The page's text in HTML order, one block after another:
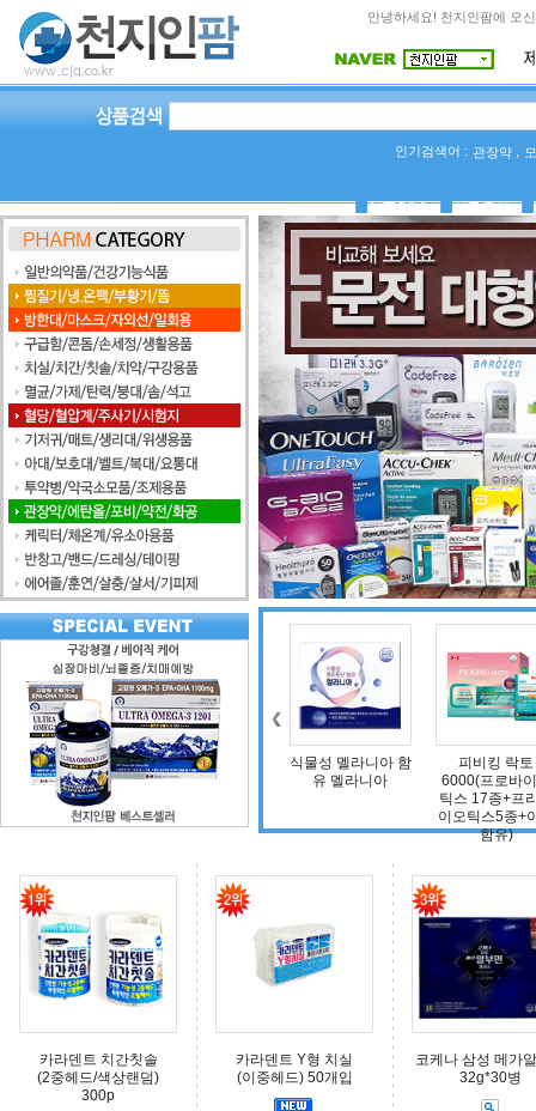
안녕하세요! 천지인팜에 오
인기검색어 : 관장약
상품Q&A 사용후기
조인트 보스 엠에스
엠(보스웰리아, 비
타민D, 초록입홍합,
상어연골, 콜라겐)
식물성 멜라니아 함
유 멜라니아
피비킹 락토
6000(프로바이오
틱스 17종+프리바
이오틱스5종+아연
함유)
카라덴트 치간칫솔
(2중헤드/색상랜덤)
300p
카라덴트 Y형 치실
(이중헤드) 50개입
코케나 삼성 메가
32g*30병